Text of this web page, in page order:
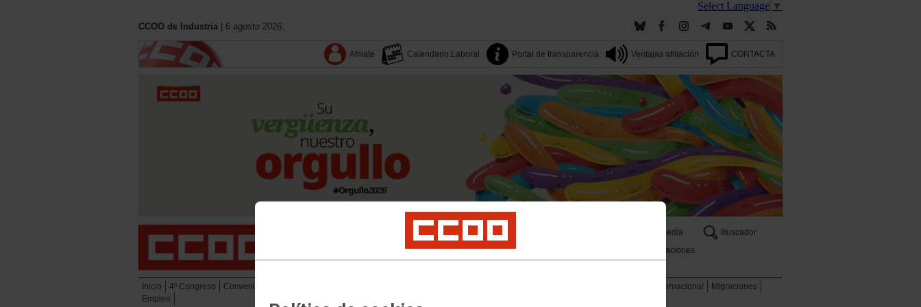
Select Language ▼
CCOO de Industria | 6 agosto 2026.
Afiliate Calendario Laboral Portal de transparencia Ventajas afiliación CONTACTA
Multimedia
Buscador
Quiénes somos
Publicaciones
Inicio 4º Congreso Convenios Internacional
Migraciones
Empleo